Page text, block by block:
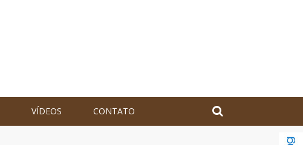
VÍDEOS CONTATO